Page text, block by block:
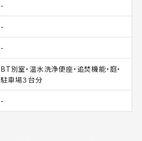
-
-
-
BT別室・温水洗浄便座・追焚機能・庭・
駐車場３台分
-